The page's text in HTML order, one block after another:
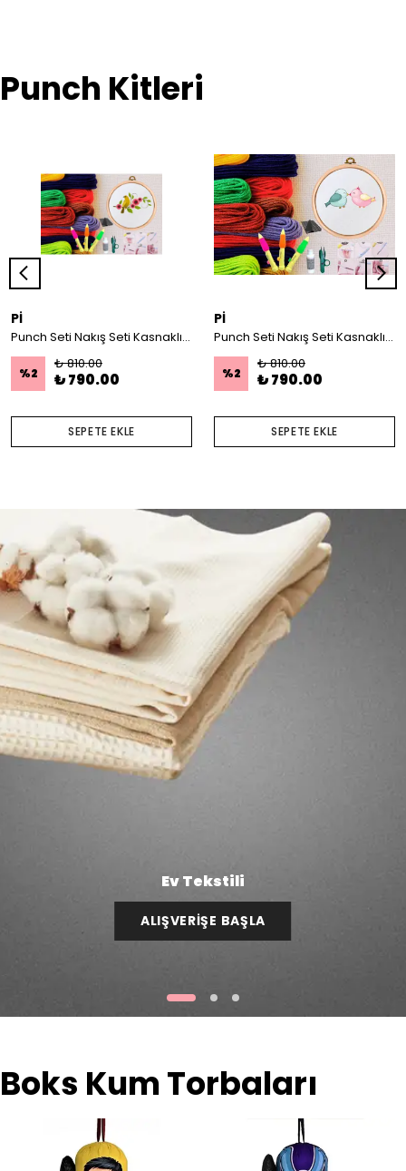
Punch Kitleri
Pİ
Punch Seti Nakış Seti Kasnaklı Kendin Yap Seti Seri 17
%2
₺ 810.00
₺ 790.00
SEPETE EKLE
Pİ
Punch Seti Nakış Seti Kasnaklı Kendin Yap Seti Seri 29
%2
₺ 810.00
₺ 790.00
SEPETE EKLE
Ev Tekstili
ALIŞVERİŞE BAŞLA
Boks Kum Torbaları